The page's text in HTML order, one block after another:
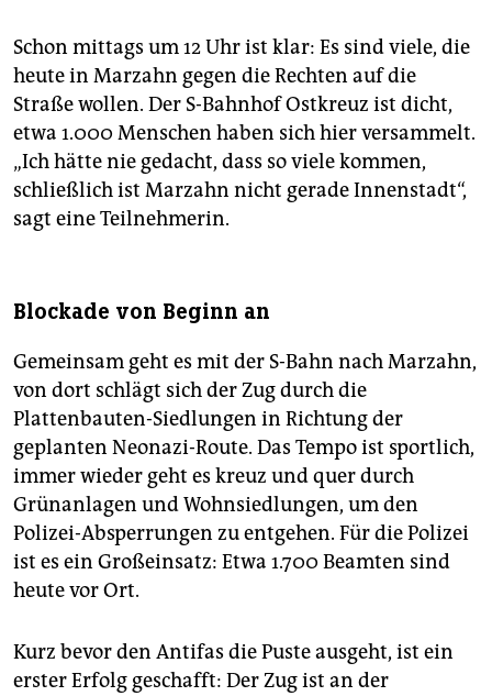
Schon mittags um 12 Uhr ist klar: Es sind viele, die
heute in Marzahn gegen die Rechten auf die
Straße wollen. Der S-Bahnhof Ostkreuz ist dicht,
etwa 1.000 Menschen haben sich hier versammelt.
„Ich hätte nie gedacht, dass so viele kommen,
schließlich ist Marzahn nicht gerade Innenstadt“,
sagt eine Teilnehmerin.
Blockade von Beginn an
Gemeinsam geht es mit der S-Bahn nach Marzahn,
von dort schlägt sich der Zug durch die
Plattenbauten-Siedlungen in Richtung der
geplanten Neonazi-Route. Das Tempo ist sportlich,
immer wieder geht es kreuz und quer durch
Grünanlagen und Wohnsiedlungen, um den
Polizei-Absperrungen zu entgehen. Für die Polizei
ist es ein Großeinsatz: Etwa 1.700 Beamten sind
heute vor Ort.
Kurz bevor den Antifas die Puste ausgeht, ist ein
erster Erfolg geschafft: Der Zug ist an der